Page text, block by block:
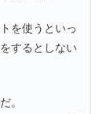
を使うといっ
するとしない
。